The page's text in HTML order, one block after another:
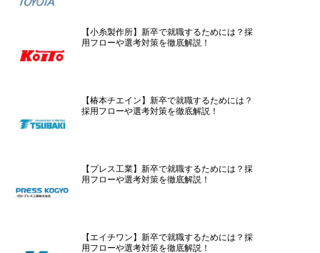
【小糸製作所】新卒で就職するためには？採
用フローや選考対策を徹底解説！
【椿本チエイン】新卒で就職するためには？
採用フローや選考対策を徹底解説！
【プレス工業】新卒で就職するためには？採
用フローや選考対策を徹底解説！
【エイチワン】新卒で就職するためには？採
用フローや選考対策を徹底解説！